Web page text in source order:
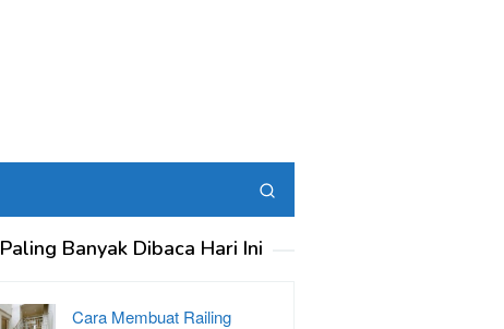
Paling Banyak Dibaca Hari Ini
Cara Membuat Railing